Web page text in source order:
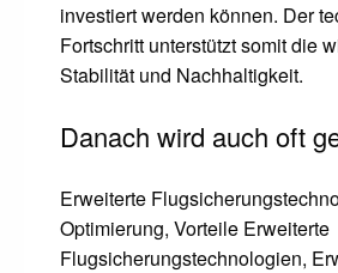
investiert werden können. Der
Fortschritt unterstützt somit die
Stabilität und Nachhaltigkeit.
Danach wird auch oft
Erweiterte
Optimierung, Vorteile Erweiterte
Flugsicherungstechnologien,